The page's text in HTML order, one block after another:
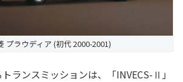
プラウディア (初代 2000-2001)
ランスミッションは、「INVECS-Ⅱ」